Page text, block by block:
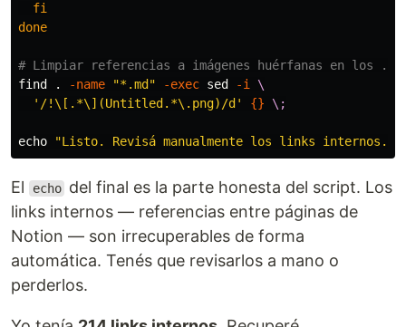
fi
done
# Limpiar referencias a imágenes huérfanas en los .md
find
. -name "*.md" -exec sed -i
\
'/!\[.*\](Untitled.*\.png)/d'
{} \;
echo "Listo. Revisá manualmente los links internos."
El echo del final es la parte honesta del script. Los
links internos — referencias entre páginas de
Notion — son irrecuperables de forma
automática. Tenés que revisarlos a mano o
perderlos.